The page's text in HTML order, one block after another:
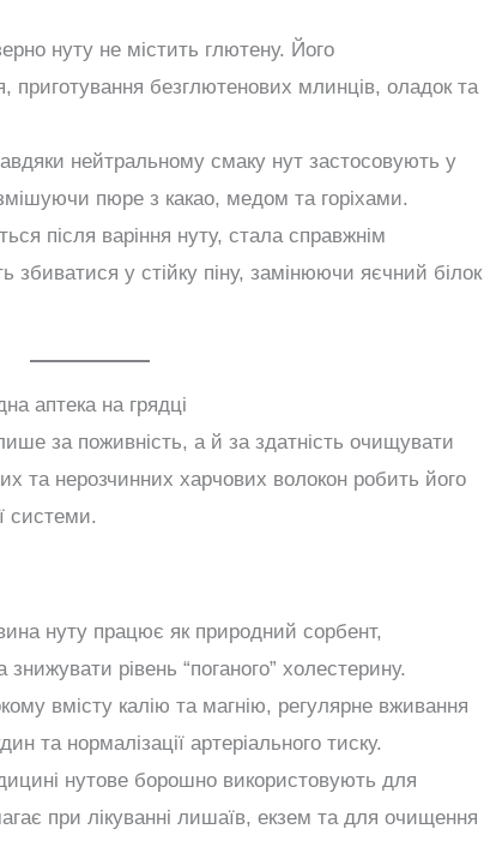
нуту не містить глютену. Його
приготування безглютенових млинців, оладок та
нейтральному смаку нут застосовують у
пюре з какао, медом та горіхами.
після варіння нуту, стала справжнім
збиватися у стійку піну, замінюючи яєчний білок
аптека на грядці
за поживність, а й за здатність очищувати
та нерозчинних харчових волокон робить його
системи.
нуту працює як природний сорбент,
рівень “поганого” холестерину.
вмісту калію та магнію, регулярне вживання
та нормалізації артеріального тиску.
нутове борошно використовують для
при лікуванні лишаїв, екзем та для очищення